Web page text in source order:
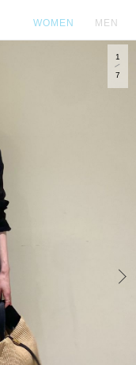
WOMEN MEN
1
7